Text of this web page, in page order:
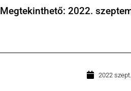
Megtekinthető: 2022.
2022